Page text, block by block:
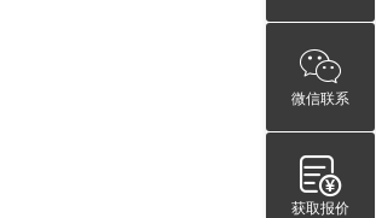
微信联系
获取报价